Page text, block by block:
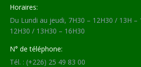
Horaires:
Du Lundi au jeudi, 7H30 – 12H30 / 13H –
12H30 / 13H30 – 16H30
N° de téléphone:
Tél. : (+226) 25 49 83 00